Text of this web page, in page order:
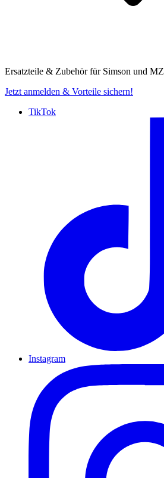
Ersatzteile & Zubehör für Simson und MZ
Jetzt anmelden & Vorteile sichern!
TikTok
Instagram